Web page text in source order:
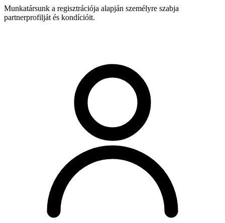
Munkatársunk a regisztrációja alapján személyre szabja
partnerprofilját és kondícióit.